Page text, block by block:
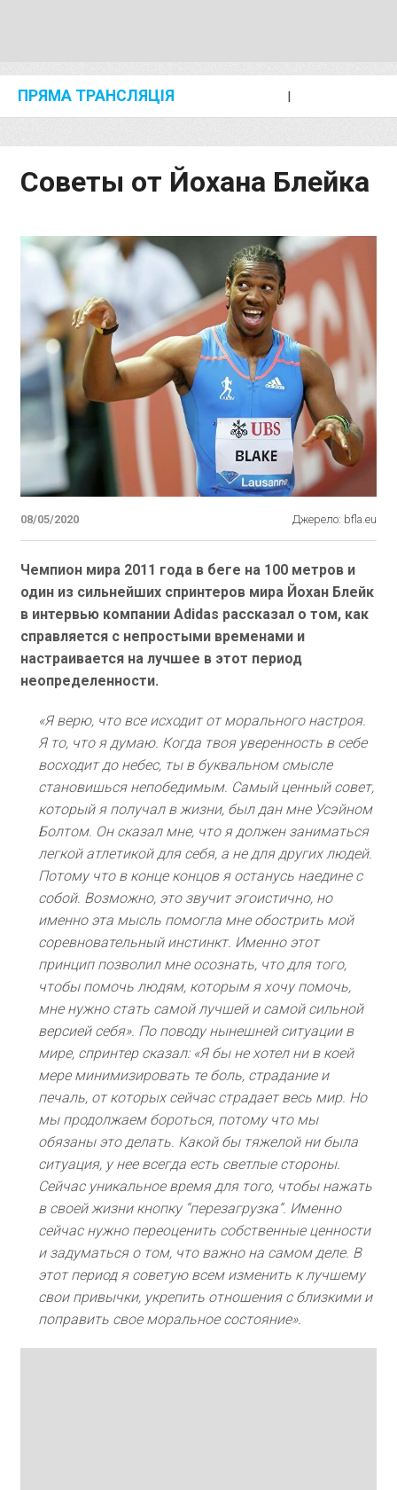
ПРЯМА ТРАНСЛЯЦІЯ I
Советы от Йохана Блейка
08/05/2020 Джерело: bfla.eu
Чемпион мира 2011 года в беге на 100 метров и
один из сильнейших спринтеров мира Йохан Блейк
в интервью компании Adidas рассказал о том, как
справляется с непростыми временами и
настраивается на лучшее в этот период
неопределенности.
«Я верю, что все исходит от морального настроя.
Я то, что я думаю. Когда твоя уверенность в себе
восходит до небес, ты в буквальном смысле
становишься непобедимым. Самый ценный совет,
который я получал в жизни, был дан мне Усэйном
Болтом. Он сказал мне, что я должен заниматься
легкой атлетикой для себя, а не для других людей.
Потому что в конце концов я останусь наедине с
собой. Возможно, это звучит эгоистично, но
именно эта мысль помогла мне обострить мой
соревновательный инстинкт. Именно этот
принцип позволил мне осознать, что для того,
чтобы помочь людям, которым я хочу помочь,
мне нужно стать самой лучшей и самой сильной
версией себя». По поводу нынешней ситуации в
мире, спринтер сказал: «Я бы не хотел ни в коей
мере минимизировать те боль, страдание и
печаль, от которых сейчас страдает весь мир. Но
мы продолжаем бороться, потому что мы
обязаны это делать. Какой бы тяжелой ни была
ситуация, у нее всегда есть светлые стороны.
Сейчас уникальное время для того, чтобы нажать
в своей жизни кнопку “перезагрузка”. Именно
сейчас нужно переоценить собственные ценности
и задуматься о том, что важно на самом деле. В
этот период я советую всем изменить к лучшему
свои привычки, укрепить отношения с близкими и
поправить свое моральное состояние».